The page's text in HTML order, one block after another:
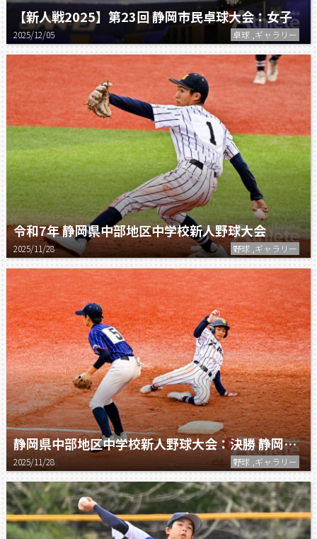
【新人戦2025】第23回 静岡市民卓球大会：女子
2025/12/05 卓球 ,ギャラリー
令和7年 静岡県中部地区中学校新人野球大会
2025/11/28 野球 ,ギャラリー
静岡県中部地区中学校新人野球大会：決勝 静岡翔洋 vs 長田南
2025/11/28 野球 ,ギャラリー